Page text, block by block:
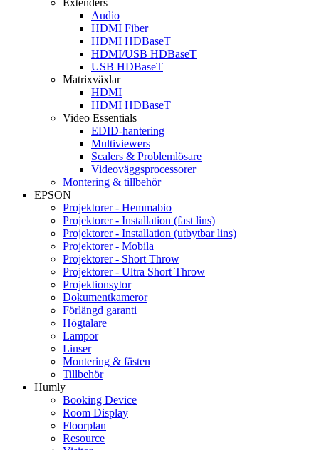
Extenders
Audio
HDMI Fiber
HDMI HDBaseT
HDMI/USB HDBaseT
USB HDBaseT
Matrixväxlar
HDMI
HDMI HDBaseT
Video Essentials
EDID-hantering
Multiviewers
Scalers & Problemlösare
Videoväggsprocessorer
Montering & tillbehör
EPSON
Projektorer - Hemmabio
Projektorer - Installation (fast lins)
Projektorer - Installation (utbytbar lins)
Projektorer - Mobila
Projektorer - Short Throw
Projektorer - Ultra Short Throw
Projektionsytor
Dokumentkameror
Förlängd garanti
Högtalare
Lampor
Linser
Montering & fästen
Tillbehör
Humly
Booking Device
Room Display
Floorplan
Resource